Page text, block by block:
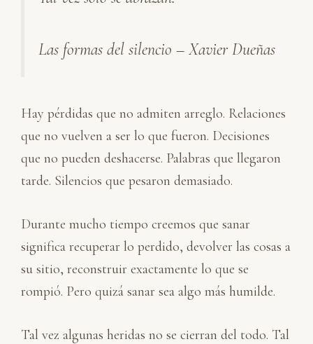
d
o
A
r
r
Las formas del silencio – Xavier Dueñas
Hay pérdidas que no admiten arreglo. Relaciones
que no vuelven a ser lo que fueron. Decisiones
que no pueden deshacerse. Palabras que llegaron
tarde. Silencios que pesaron demasiado.
Durante mucho tiempo creemos que sanar
significa recuperar lo perdido, devolver las cosas a
su sitio, reconstruir exactamente lo que se
rompió. Pero quizá sanar sea algo más humilde.
Tal vez algunas heridas no se cierran del todo. Tal